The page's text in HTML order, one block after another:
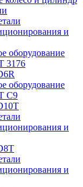
и
оборудование
3176
оборудование
C9
и
и